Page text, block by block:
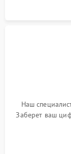
Наш
Заберет ваш